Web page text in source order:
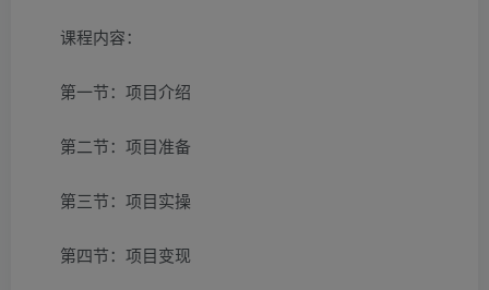
课程内容：
第一节：项目介绍
第二节：项目准备
第三节：项目实操
第四节：项目变现